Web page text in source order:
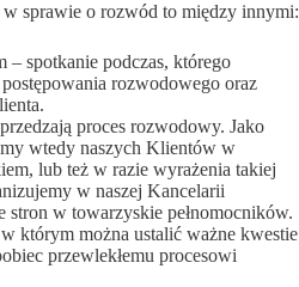
sprawie o rozwód to między innymi:
– spotkanie podczas, którego
rozwodowego oraz
proces rozwodowy. Jako
wtedy naszych Klientów w
lub też w razie wyrażenia takiej
w naszej Kancelarii
stron w towarzyskie pełnomocników.
którym można ustalić ważne kwestie
przewlekłemu procesowi